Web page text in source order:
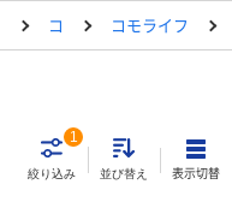
コ コモライフ
絞り込み
1
並び替え 表示切替